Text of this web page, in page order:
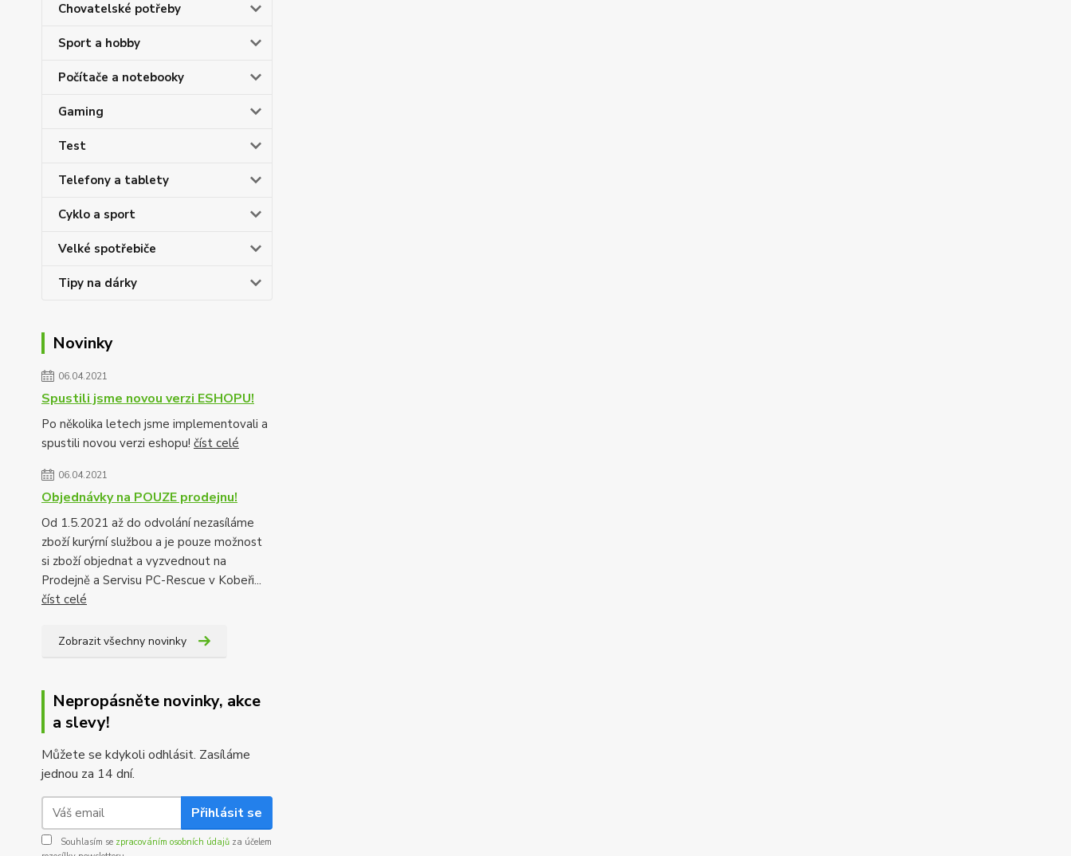
Chovatelské potřeby
Sport a hobby
Počítače a notebooky
Gaming
Test
Telefony a tablety
Cyklo a sport
Velké spotřebiče
Tipy na dárky
Novinky
06.04.2021
Spustili jsme novou verzi ESHOPU!
Po několika letech jsme implementovali a
spustili novou verzi eshopu! číst celé
06.04.2021
Objednávky na POUZE prodejnu!
Od 1.5.2021 až do odvolání nezasíláme
zboží kurýrní službou a je pouze možnost
si zboží objednat a vyzvednout na
Prodejně a Servisu PC-Rescue v Kobeři...
číst celé
Zobrazit všechny novinky
Nepropásněte novinky, akce
a slevy!
Můžete se kdykoli odhlásit. Zasíláme
jednou za 14 dní.
Přihlásit se
Souhlasím se zpracováním osobních údajů za účelem